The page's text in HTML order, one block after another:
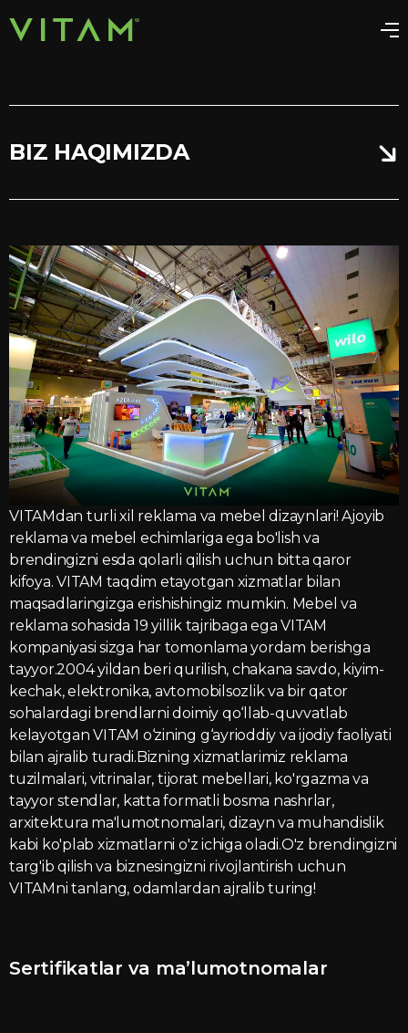
BIZ HAQIMIZDA
VITAMdan turli xil reklama va mebel dizaynlari! Ajoyib
reklama va mebel echimlariga ega bo'lish va
brendingizni esda qolarli qilish uchun bitta qaror
kifoya. VITAM taqdim etayotgan xizmatlar bilan
maqsadlaringizga erishishingiz mumkin. Mebel va
reklama sohasida 19 yillik tajribaga ega VITAM
kompaniyasi sizga har tomonlama yordam berishga
tayyor.2004 yildan beri qurilish, chakana savdo, kiyim-
kechak, elektronika, avtomobilsozlik va bir qator
sohalardagi brendlarni doimiy qo‘llab-quvvatlab
kelayotgan VITAM o‘zining g‘ayrioddiy va ijodiy faoliyati
bilan ajralib turadi.Bizning xizmatlarimiz reklama
tuzilmalari, vitrinalar, tijorat mebellari, ko'rgazma va
tayyor stendlar, katta formatli bosma nashrlar,
arxitektura ma'lumotnomalari, dizayn va muhandislik
kabi ko'plab xizmatlarni o'z ichiga oladi.O'z brendingizni
targ'ib qilish va biznesingizni rivojlantirish uchun
VITAMni tanlang, odamlardan ajralib turing!
Sertifikatlar va ma’lumotnomalar